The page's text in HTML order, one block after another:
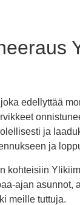
edellyttää
ja
ja
kohteisiin
ajan
meille tuttuja.